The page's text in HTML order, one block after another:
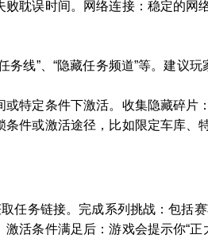
耽误时间。网络连接：稳定的网
线”、“隐藏任务频道”等。建议玩
特定条件下激活。收集隐藏碎片
件或激活途径，比如限定车库、
任务链接。完成系列挑战：包括
活条件满足后：游戏会提示你“正